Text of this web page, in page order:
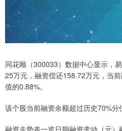
同花顺（300033）数据中心显示，
25万元，融资偿还158.72万元，当
值的0.88%。
该个股当前融资余额超过历史70%分
融资走势表一览日期融资变动（元